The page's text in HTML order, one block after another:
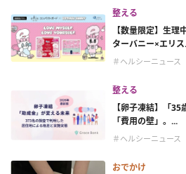
整える
【数量限定】生
ターバニー×エリス
＃ヘルシーニュース
整える
【卵子凍結】「
「費用の壁」。...
＃ヘルシーニュース
おでかけ